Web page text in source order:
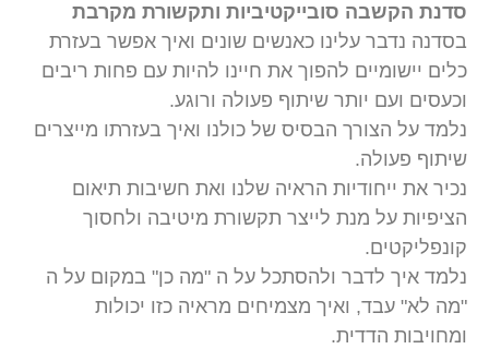
סובייקטיביות ותקשורת מקרבת
עלינו כאנשים שונים ואיך אפשר בעזרת
להפוך את חיינו להיות עם פחות ריבים
יותר שיתוף פעולה ורוגע.
הבסיס של כולנו ואיך בעזרתו מייצרים
הראיה שלנו ואת חשיבות תיאום
על מנת לייצר תקשורת מיטיבה ולחסוך
לדבר ולהסתכל על ה "מה כן" במקום על ה
ואיך מצמיחים מראיה כזו יכולות
הדדית.